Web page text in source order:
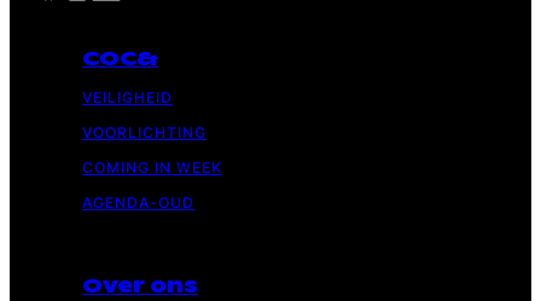
COC&
VEILIGHEID
VOORLICHTING
COMING IN WEEK
AGENDA-OUD
Over ons